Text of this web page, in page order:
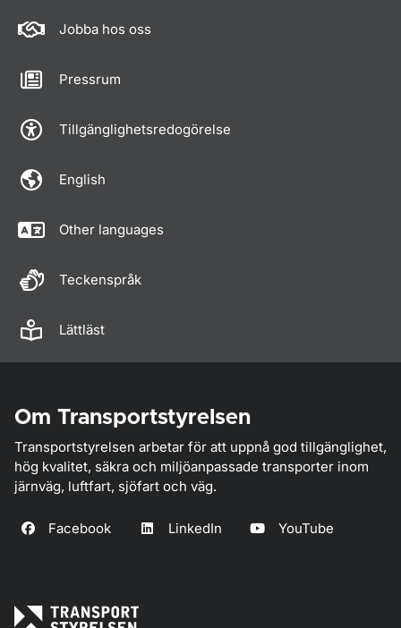
Jobba hos oss
Pressrum
Tillgänglighetsredogörelse
English
Other languages
Teckenspråk
Lättläst
Om Transportstyrelsen
Transportstyrelsen arbetar för att uppnå god tillgänglighet,
hög kvalitet, säkra och miljöanpassade transporter inom
järnväg, luftfart, sjöfart och väg.
Facebook LinkedIn YouTube